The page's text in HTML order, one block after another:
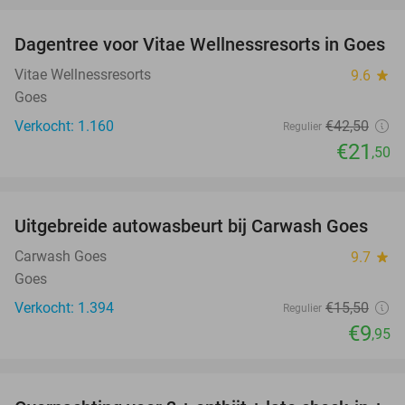
49%
Dagentree voor Vitae Wellnessresorts in Goes
Vitae Wellnessresorts 9.6 star
Goes
Verkocht: 1.160
Regulier €42,50
€21 ,50
36%
Uitgebreide autowasbeurt bij Carwash Goes
Carwash Goes 9.7 star
Goes
Verkocht: 1.394
Regulier €15,50
€9,95